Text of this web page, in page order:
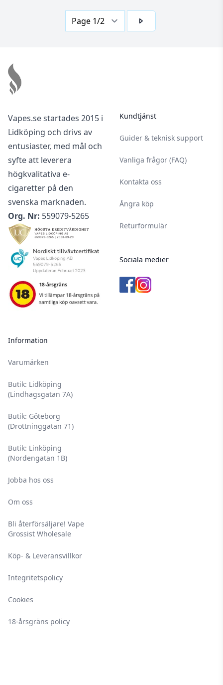
Vapes.se startades 2015 i
Lidköping och drivs av
entusiaster, med mål och
syfte att leverera
högkvalitativa e-
cigaretter på den
svenska marknaden.
Org. Nr: 559079-5265
Information
Varumärken
Butik: Lidköping
(Lindhagsgatan 7A)
Butik: Göteborg
(Drottninggatan 71)
Butik: Linköping
(Nordengatan 1B)
Jobba hos oss
Om oss
Bli återförsäljare! Vape
Grossist Wholesale
Köp- & Leveransvillkor
Integritetspolicy
Cookies
18-årsgräns policy
Kundtjänst
Guider & teknisk support
Vanliga frågor (FAQ)
Kontakta oss
Ångra köp
Returformulär
Sociala medier